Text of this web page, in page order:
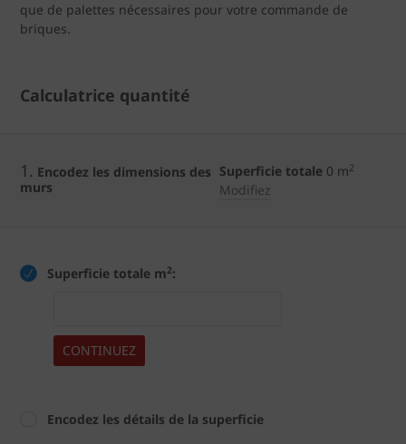
que de palettes nécessaires pour votre commande de
briques.
Calculatrice quantité
1. Encodez les dimensions des
murs
Superficie totale 0 m2
Modifiez
Superficie totale m2:
CONTINUEZ
Encodez les détails de la superficie